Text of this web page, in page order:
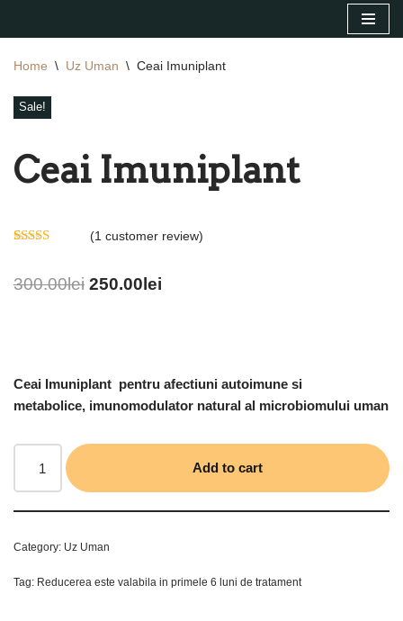
la
Home \ Uz Uman \ Ceai Imuniplant
Sale!
Ceai Imuniplant
based on
(1 customer review)
300.00lei 250.00 lei
Ceai Imuniplant pentru afectiuni autoimune si
metabolice, imunomodulator natural al microbiomului uman
Add to cart
Category: Uz Uman
Tag: Reducerea este valabila in primele 6 luni de tratament